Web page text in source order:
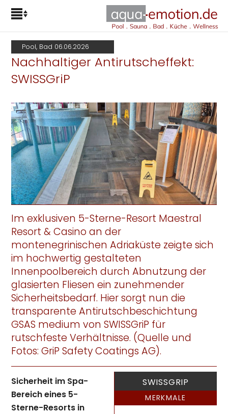
Pool, Bad 06.06.2026
Nachhaltiger Antirutscheffekt:
SWISSGriP
Im exklusiven 5-Sterne-Resort Maestral
Resort & Casino an der
montenegrinischen Adriaküste zeigte sich
im hochwertig gestalteten
Innenpoolbereich durch Abnutzung der
glasierten Fliesen ein zunehmender
Sicherheitsbedarf. Hier sorgt nun die
transparente Antirutschbeschichtung
GSAS medium von SWISSGriP für
rutschfeste Verhältnisse. (Quelle und
Fotos: GriP Safety Coatings AG).
SWISSGRIP
MERKMALE
Sicherheit im Spa-
Bereich eines 5-
Sterne-Resorts in